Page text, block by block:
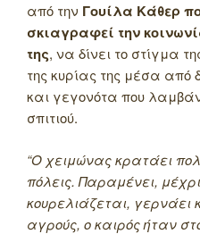
από την Γουίλα Κάθερ
σκιαγραφεί την
της, να δίνει το στίγμα
της κυρίας της μέσα από
και γεγονότα που
σπιτιού.
“Ο χειμώνας κρατάει
πόλεις. Παραμένει,
κουρελιάζεται, γερνάει
αγρούς, ο καιρός ήταν